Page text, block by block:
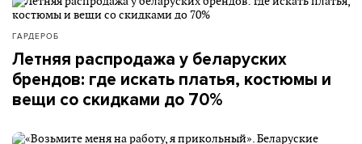
ГАРДЕРОБ
Летняя распродажа у беларуских
брендов: где искать платья, костюмы и
вещи со скидками до 70%